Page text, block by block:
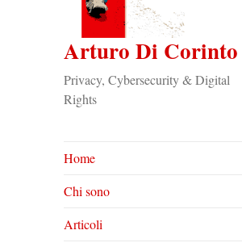
Arturo Di Corinto
Privacy, Cybersecurity & Digital
Rights
Home
Chi sono
Articoli